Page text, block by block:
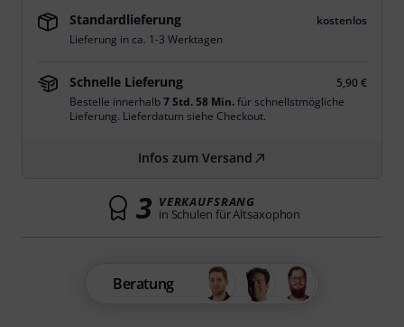
Standardlieferung
kostenlos
Lieferung in ca. 1-3 Werktagen
Schnelle Lieferung
5,90 €
Bestelle innerhalb7 Std. 58 Min.für schnellstmögliche
Lieferung. Lieferdatum siehe Checkout.
Infos zum Versand
3 VERKAUFSRANG
in Schulen für Altsaxophon
Beratung